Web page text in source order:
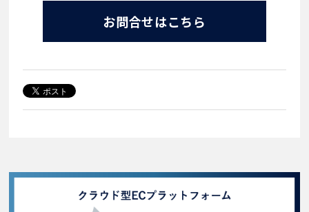
お問合せはこちら